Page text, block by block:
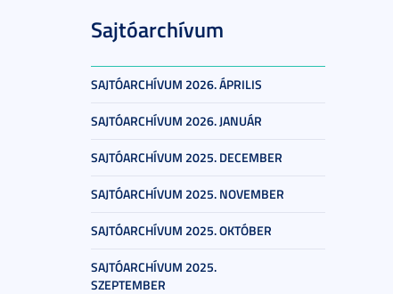
Sajtóarchívum
SAJTÓARCHÍVUM 2026. ÁPRILIS
SAJTÓARCHÍVUM 2026. JANUÁR
SAJTÓARCHÍVUM 2025. DECEMBER
SAJTÓARCHÍVUM 2025. NOVEMBER
SAJTÓARCHÍVUM 2025. OKTÓBER
SAJTÓARCHÍVUM 2025.
SZEPTEMBER